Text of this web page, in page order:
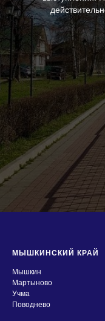
МЫШКИНСКИЙ КРАЙ
Мышкин
Мартыново
Учма
Поводнево